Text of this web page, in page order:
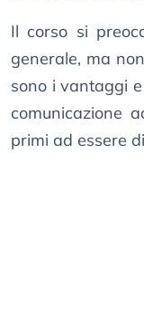
Il corso si
generale, ma
sono i vantaggi
comunicazione
primi ad essere